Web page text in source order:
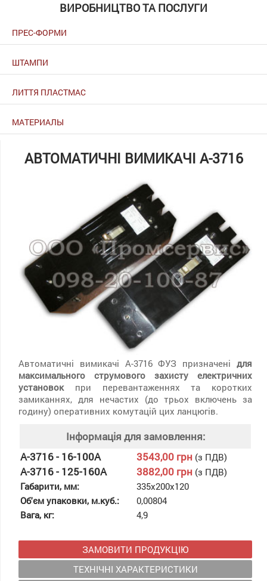
ВИРОБНИЦТВО ТА ПОСЛУГИ
ПРЕС-ФОРМИ
ШТАМПИ
ЛИТТЯ ПЛАСТМАС
МАТЕРИАЛЫ
АВТОМАТИЧНІ ВИМИКАЧІ А-3716
Автоматичні вимикачі А-3716 ФУЗ призначені для
максимального струмового захисту електричних
установокпри перевантаженнях та коротких
замиканнях, для нечастих (до трьох включень за
годину) оперативних комутацій цих ланцюгів.
Інформація для замовлення:
А-3716 - 16-100А
3543,00 грн (з ПДВ)
А-3716 - 125-160А 3882,00 грн (з ПДВ)
Габарити, мм:
335х200х120
Об'єм упаковки, м.куб.:
0,00804
Вага, кг:
4,9
ЗАМОВИТИ ПРОДУКЦІЮ
ТЕХНІЧНІ ХАРАКТЕРИСТИКИ